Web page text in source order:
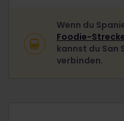
Wenn du
Foodie-
kannst du San
verbinden.